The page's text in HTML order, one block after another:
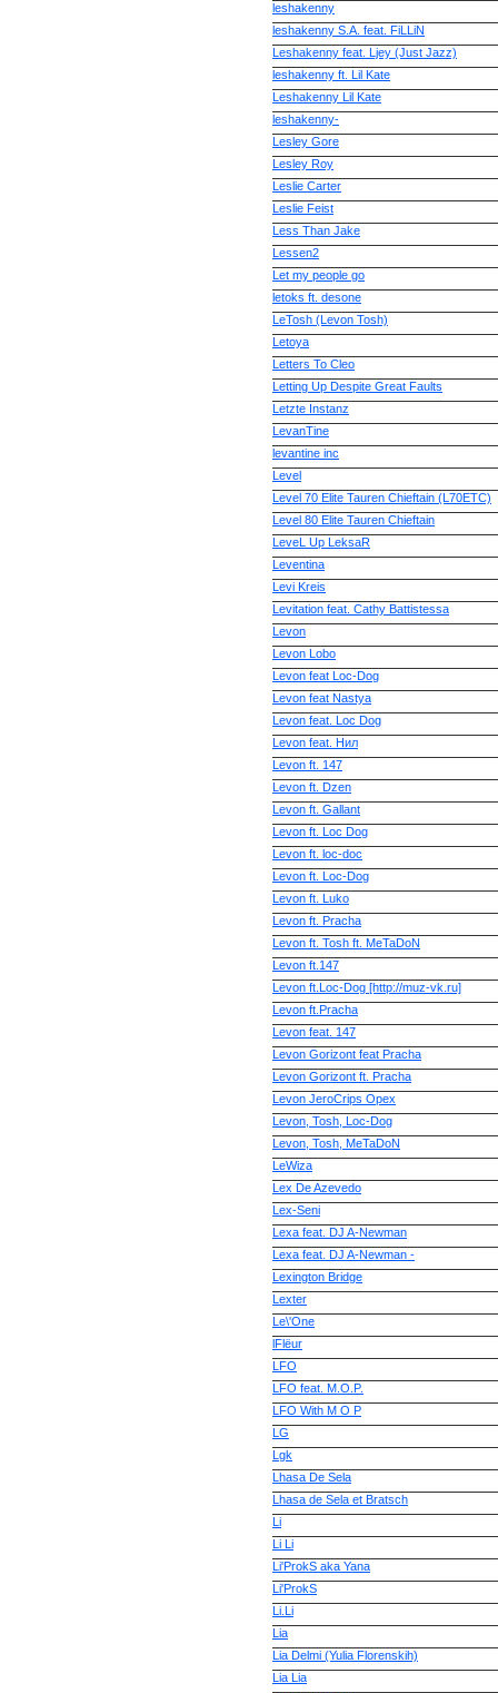
leshakenny
leshakenny S.A. feat. FiLLiN
Leshakenny feat. Ljey (Just Jazz)
leshakenny ft. Lil Kate
Leshakenny Lil Kate
leshakenny-
Lesley Gore
Lesley Roy
Leslie Carter
Leslie Feist
Less Than Jake
Lessen2
Let my people go
letoks ft. desone
LeTosh (Levon Tosh)
Letoya
Letters To Cleo
Letting Up Despite Great Faults
Letzte Instanz
LevanTine
levantine inc
Level
Level 70 Elite Tauren Chieftain (L70ETC)
Level 80 Elite Tauren Chieftain
LeveL Up LeksaR
Leventina
Levi Kreis
Levitation feat. Cathy Battistessa
Levon
Levon Lobo
Levon feat Loc-Dog
Levon feat Nastya
Levon feat. Loc Dog
Levon feat. Нил
Levon ft. 147
Levon ft. Dzen
Levon ft. Gallant
Levon ft. Loc Dog
Levon ft. loc-doc
Levon ft. Loc-Dog
Levon ft. Luko
Levon ft. Pracha
Levon ft. Tosh ft. MeTaDoN
Levon ft.147
Levon ft.Loc-Dog [http://muz-vk.ru]
Levon ft.Pracha
Levon fеаt. 147
Levon Gorizont feat Pracha
Levon Gorizont ft. Pracha
Levon JeroCrips Орех
Levon, Tosh, Loc-Dog
Levon, Tosh, MeTaDoN
LeWiza
Lex De Azevedo
Lex-Seni
Lexa feat. DJ A-Newman
Lexa feat. DJ A-Newman -
Lexington Bridge
Lexter
Le\'One
lFlёur
LFO
LFO feat. M.O.P.
LFO With M O P
LG
Lgk
Lhasa De Sela
Lhasa de Sela et Bratsch
Li
Li Li
Li'ProkS aka Yana
Li'ProkS
Li.Li
Lia
Lia Delmi (Yulia Florenskih)
Lia Lia